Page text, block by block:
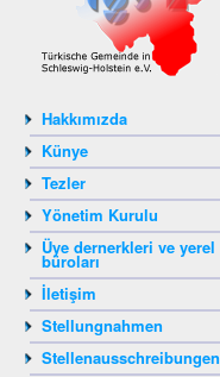
Hakkımızda
Künye
Tezler
Yönetim Kurulu
Üye dernerkleri ve yerel
büroları
İletişim
Stellungnahmen
Stellenausschreibungen